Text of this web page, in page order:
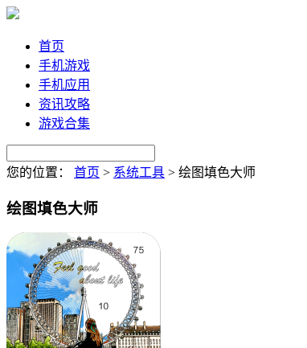
首页
手机游戏
手机应用
资讯攻略
游戏合集
您的位置： 首页 > 系统工具 > 绘图填色大师
绘图填色大师